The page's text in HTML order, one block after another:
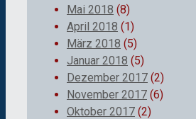
Mai 2018 (8)
April 2018 (1)
März 2018 (5)
Januar 2018 (5)
Dezember 2017 (2)
November 2017 (6)
Oktober 2017 (2)